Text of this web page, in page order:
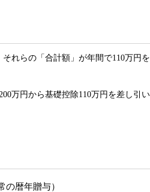
れらの「合計額」が年間で110万円
万円から基礎控除110万円を差し引
の暦年贈与）